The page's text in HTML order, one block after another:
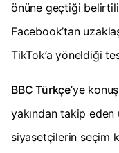
önüne geçtiği
Facebook’tan
TikTok’a yöneldiği
BBC Türkçe’ye
yakından takip
siyasetçilerin seçim